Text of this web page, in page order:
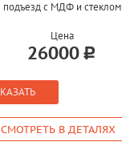
подъезд с МДФ и стеклом
Цена
26000
В ДЕТАЛЯХ